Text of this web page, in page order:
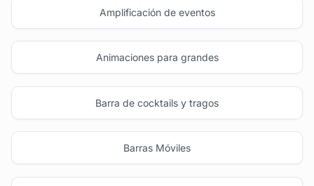
Amplificación de eventos
Animaciones para grandes
Barra de cocktails y tragos
Barras Móviles